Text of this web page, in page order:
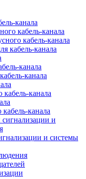
канала
кабель-канала
кабель-канала
кабель-канала
канала
канала
канала
канала
и системы